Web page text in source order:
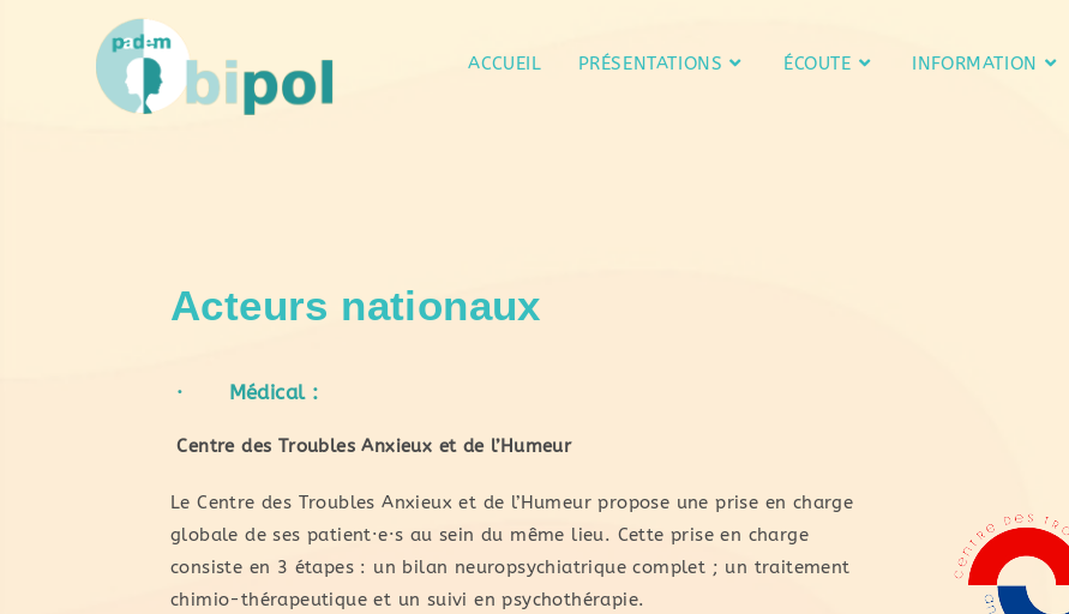
ACCUEIL PRÉSENTATIONS ÉCOUTE INFORMATION
Acteurs nationaux
· Médical :
Centre des Troubles Anxieux et de l’Humeur
Le Centre des Troubles Anxieux et de l’Humeur propose une prise en charge
globale de ses patient·e·s au sein du même lieu. Cette prise en charge
consiste en 3 étapes : un bilan neuropsychiatrique complet ; un traitement
chimio-thérapeutique et un suivi en psychothérapie.